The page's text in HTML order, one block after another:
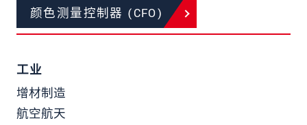
颜色测量控制器 (CFO)
工业
增材制造
航空航天